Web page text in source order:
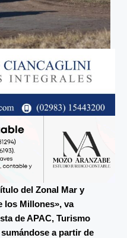
del Zonal Mar y
los Millones», va
de APAC, Turismo
a partir de